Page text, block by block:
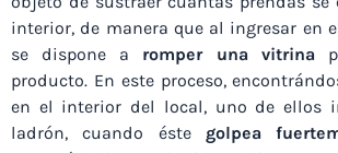
interior, de manera que al ingresar en
se dispone a romper una vitrina
producto. En este proceso,
en el interior del local, uno de ellos
ladrón, cuando éste golpea